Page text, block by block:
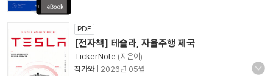
PDF
[전자책] 테슬라, 자율주행 제국
TickerNote (지은이)
작가와| 2026년 05월